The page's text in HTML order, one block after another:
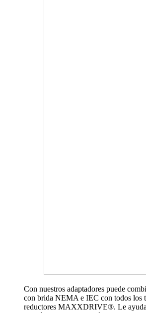
Con nuestros adaptadores puede
con brida NEMA e IEC con todos los
reductores MAXXDRIVE®. Le